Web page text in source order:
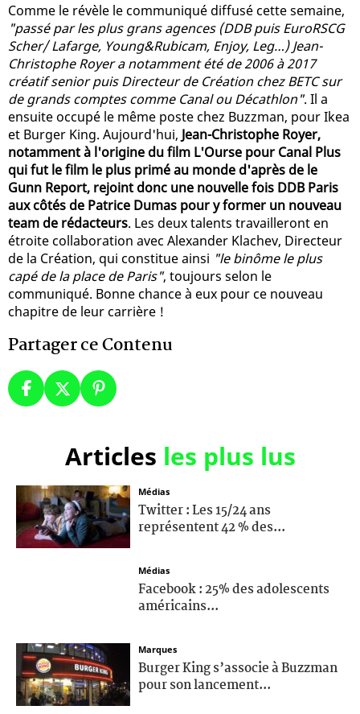
Comme le révèle le communiqué diffusé cette semaine,
"passé par les plus grans agences (DDB puis EuroRSCG
Scher/ Lafarge, Young&Rubicam, Enjoy, Leg…) Jean-
Christophe Royer a notamment été de 2006 à 2017
créatif senior puis Directeur de Création chez BETC sur
de grands comptes comme Canal ou Décathlon". Il a
ensuite occupé le même poste chez Buzzman, pour Ikea
et Burger King. Aujourd'hui, Jean-Christophe Royer,
notamment à l'origine du film L'Ourse pour Canal Plus
qui fut le film le plus primé au monde d'après de le
Gunn Report, rejoint donc une nouvelle fois DDB Paris
aux côtés de Patrice Dumas pour y former un nouveau
team de rédacteurs. Les deux talents travailleront en
étroite collaboration avec Alexander Klachev, Directeur
de la Création, qui constitue ainsi "le binôme le plus
capé de la place de Paris", toujours selon le
communiqué. Bonne chance à eux pour ce nouveau
chapitre de leur carrière !
Partager ce Contenu
Articles les plus lus
Médias
Twitter : Les 15/24 ans
représentent 42 % des...
Médias
Facebook : 25% des adolescents
américains...
Marques
Burger King s’associe à Buzzman
pour son lancement...